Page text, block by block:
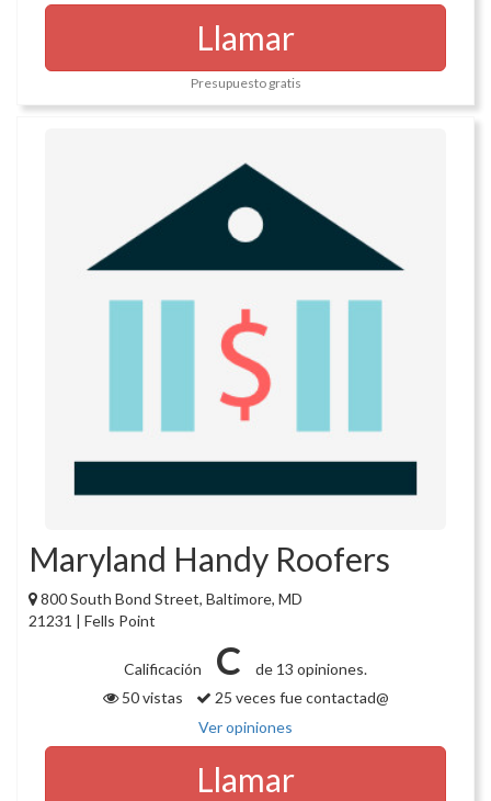
Llamar
Presupuesto gratis
Maryland Handy Roofers
800 South Bond Street, Baltimore, MD
21231 | Fells Point
Calificación C
de 13 opiniones.
50 vistas
25 veces fue contactad@
Ver opiniones
Llamar